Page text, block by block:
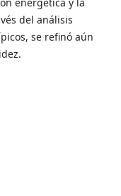
energética y la
del análisis
se refinó aún